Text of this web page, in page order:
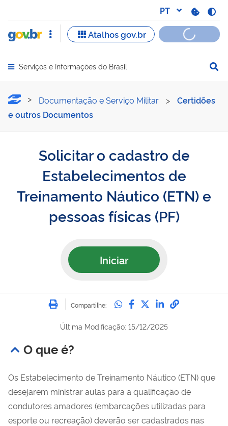
Abrir menu principal de navegação
Serviços e Informações do Brasil
Solicitar o cadastro de
Documentação e Serviço Militar >
Certidões
e outros Documentos
Solicitar o cadastro de
Estabelecimentos de
Treinamento Náutico (ETN) e
pessoas físicas (PF)
Iniciar
Imprimir
Compartilhe: Compartilhe no
Compartilhe no
Compartilhe no
Compartilhe
Última Modificação: 15/12/2025
O que é?
Os Estabelecimento de Treinamento Náutico (ETN) que
desejarem ministrar aulas para a qualificação de
condutores amadores (embarcações utilizadas para
esporte ou recreação) deverão ser cadastrados nas